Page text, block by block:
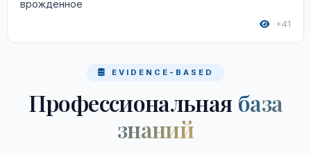
врожденное
+41
EVIDENCE-BASED
Профессиональная база
знаний